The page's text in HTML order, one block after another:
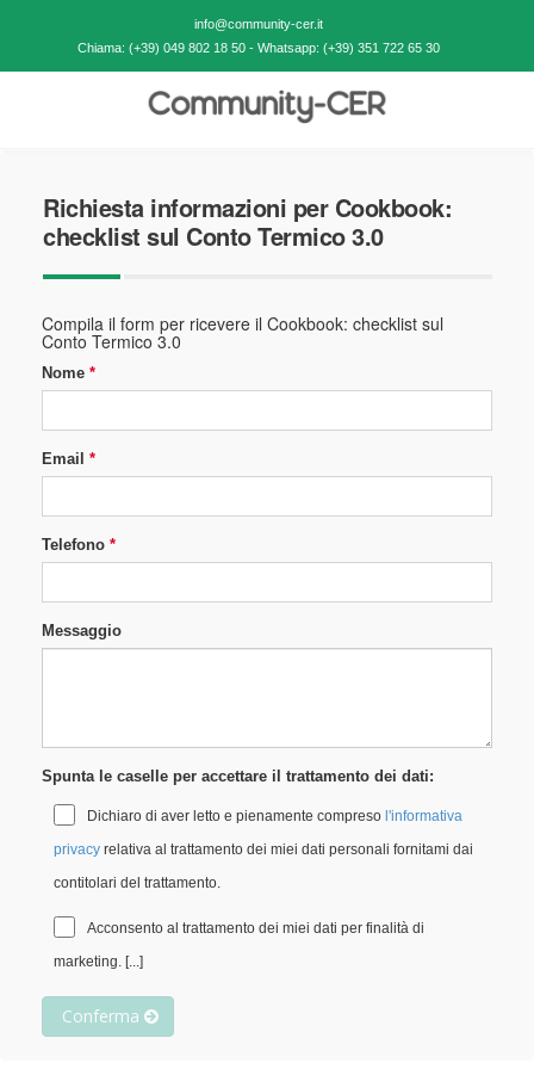
info@community-cer.it
Chiama: (+39) 049 802 18 50 - Whatsapp: (+39) 351 722 65 30
Richiesta informazioni per Cookbook:
checklist sul Conto Termico 3.0
Compila il form per ricevere il Cookbook: checklist sul
Conto Termico 3.0
Nome
Email
Telefono
Messaggio
Spunta le caselle per accettare il trattamento dei dati:
Dichiaro di aver letto e pienamente compreso l'informativa
privacy relativa al trattamento dei miei dati personali fornitami dai
contitolari del trattamento.
Acconsento al trattamento dei miei dati per finalità di
marketing. [...]
Conferma